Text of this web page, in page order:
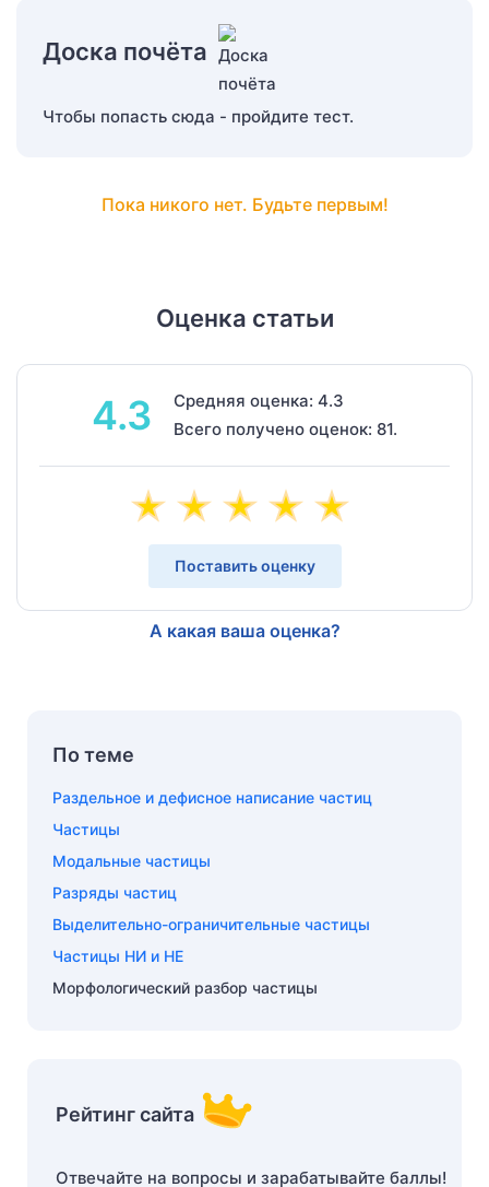
Доска почёта
Чтобы попасть сюда - пройдите тест.
Пока никого нет. Будьте первым!
Оценка статьи
4.3
Средняя оценка: 4.3
Всего получено оценок: 81.
Поставить оценку
А какая ваша оценка?
По теме
Раздельное и дефисное написание частиц
Частицы
Модальные частицы
Разряды частиц
Выделительно-ограничительные частицы
Частицы НИ и НЕ
Морфологический разбор частицы
Рейтинг сайта
Отвечайте на вопросы и зарабатывайте баллы!